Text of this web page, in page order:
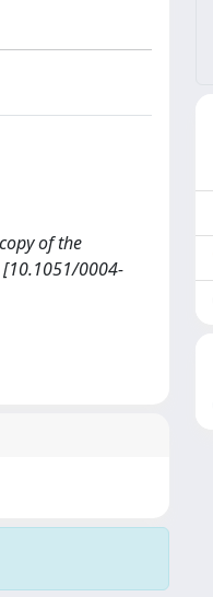
of the
[10.1051/0004-